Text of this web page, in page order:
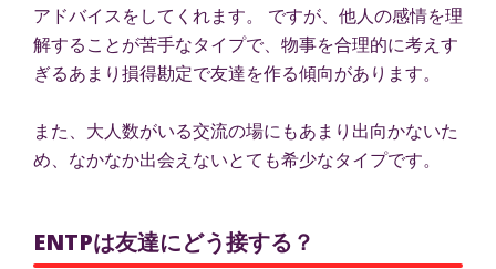
アドバイスをしてくれます。 ですが、他人の感情を理
解することが苦手なタイプで、物事を合理的に考えす
ぎるあまり損得勘定で友達を作る傾向があります。
また、大人数がいる交流の場にもあまり出向かないた
め、なかなか出会えないとても希少なタイプです。
ENTPは友達にどう接する？